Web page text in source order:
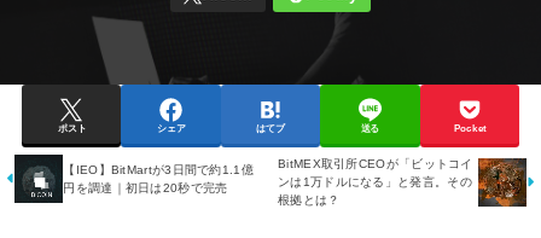
ポスト シェア はてブ 送る Pocket
【IEO】BitMartが3日間で約1.1億
円を調達｜初日は20秒で完売
BitMEX取引所CEOが「ビットコイ
ンは1万ドルになる」と発言。その
根拠とは？